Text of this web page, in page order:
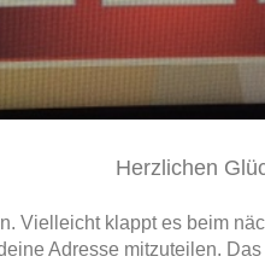
Herzlichen
Vielleicht klappt es beim
Adresse mitzuteilen.